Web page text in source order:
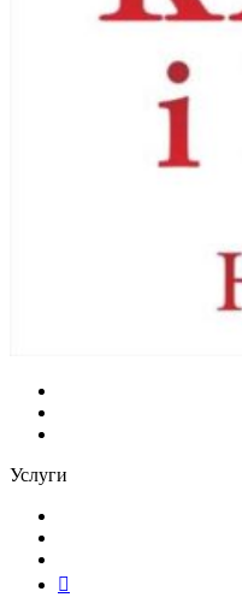
Услуги